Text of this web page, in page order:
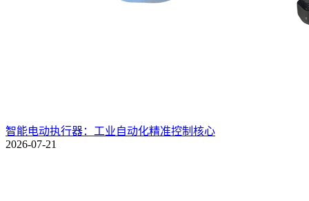
智能电动执行器：工业自动化精准控制核心
2026-07-21